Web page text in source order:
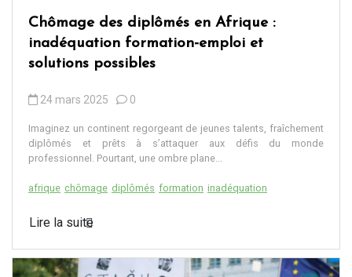
Chômage des diplômés en Afrique :
inadéquation formation-emploi et
solutions possibles
24 mars 2025 0
Imaginez un continent regorgeant de jeunes talents, fraîchement
diplômés et prêts à s’attaquer aux défis du monde
professionnel. Pourtant, une ombre plane...
afrique chômage diplômés formation inadéquation
Lire la suite